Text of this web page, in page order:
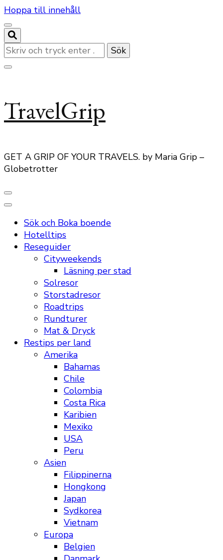
Hoppa till innehåll
Letar
du
efter
TravelGrip
GET A GRIP OF YOUR TRAVELS. by Maria Grip –
Globetrotter
Sök och Boka boende
Hotelltips
Reseguider
Cityweekends
Läsning per stad
Solresor
Storstadresor
Roadtrips
Rundturer
Mat & Dryck
Restips per land
Amerika
Bahamas
Chile
Colombia
Costa Rica
Karibien
Mexiko
USA
Peru
Asien
Filippinerna
Hongkong
Japan
Sydkorea
Vietnam
Europa
Belgien